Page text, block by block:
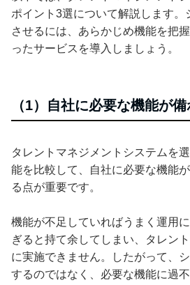
ポイント3選について解説します。
させるには、あらかじめ機能を把
ったサービスを導入しましょう。
（1）自社に必要な機能が
タレントマネジメントシステムを
能を比較して、自社に必要な機能
る点が重要です。
機能が不足していればうまく運用
ぎると持て余してしまい、タレン
に実施できません。したがって、
するのではなく、必要な機能に過